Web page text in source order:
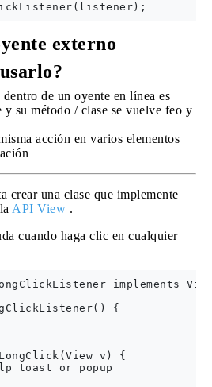
externo
de un oyente en línea es
y su método / clase se vuelve feo y
acción en varios elementos
crear una clase que implemente
API View .
cuando haga clic en cualquier
implements
{
v) {
toast or popup